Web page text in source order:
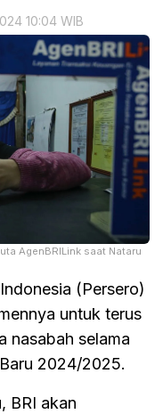
10:04 WIB
AgenBRILink saat Nataru
(Persero)
untuk terus
nasabah selama
2024/2025.
BRI akan